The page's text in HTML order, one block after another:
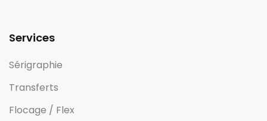
Services
Sérigraphie
Transferts
Flocage / Flex